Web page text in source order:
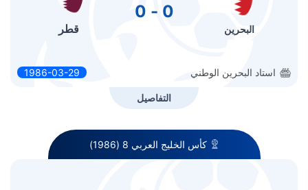
البحرين
0 - 0
قطر
استاد البحرين الوطني 1986-03-29
التفاصيل
كأس الخليج العربي 8 (1986)